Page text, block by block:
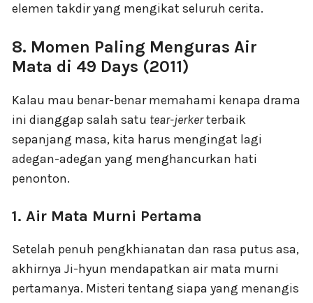
elemen takdir yang mengikat seluruh cerita.
8. Momen Paling Menguras Air
Mata di 49 Days (2011)
Kalau mau benar-benar memahami kenapa drama
ini dianggap salah satu tear-jerkerterbaik
sepanjang masa, kita harus mengingat lagi
adegan-adegan yang menghancurkan hati
penonton.
1. Air Mata Murni Pertama
Setelah penuh pengkhianatan dan rasa putus asa,
akhirnya Ji-hyun mendapatkan air mata murni
pertamanya. Misteri tentang siapa yang menangis